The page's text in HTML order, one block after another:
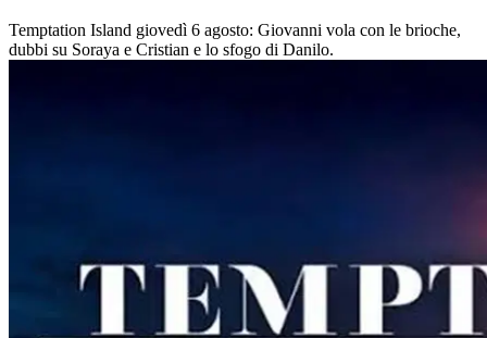
Temptation Island giovedì 6 agosto: Giovanni vola con le brioche,
dubbi su Soraya e Cristian e lo sfogo di Danilo.